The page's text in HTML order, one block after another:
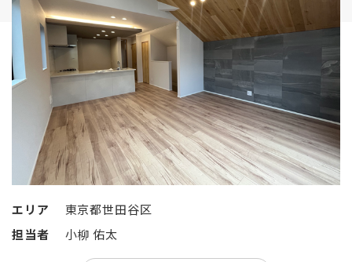
エリア
東京都世田谷区
担当者
小柳 佑太